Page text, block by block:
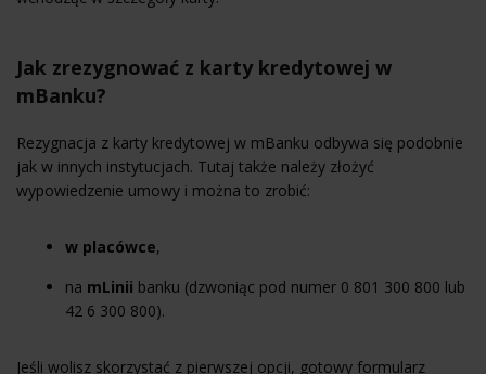
Jak zrezygnować z karty kredytowej w
mBanku?
Rezygnacja z karty kredytowej w mBanku odbywa się podobnie
jak w innych instytucjach. Tutaj także należy złożyć
wypowiedzenie umowy i można to zrobić:
w placówce,
na mLinii banku (dzwoniąc pod numer 0 801 300 800 lub
42 6 300 800).
Jeśli wolisz skorzystać z pierwszej opcji, gotowy formularz